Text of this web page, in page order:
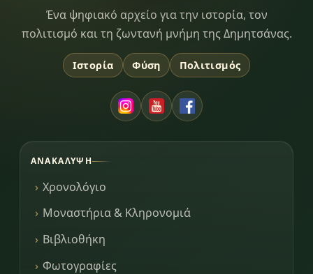
Dimitsana.gr
Ένα ψηφιακό αρχείο για την ιστορία, τον
πολιτισμό και τη ζωντανή μνήμη της Δημητσάνας.
Ιστορία Φύση Πολιτισμός
ΑΝΑΚΆΛΥΨΗ
Χρονολόγιο
Μοναστήρια & Κληρονομιά
Βιβλιοθήκη
Φωτογραφίες